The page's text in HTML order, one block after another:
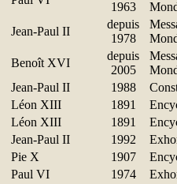
1963
Jean-Paul II
depuis
1978
Benoît XVI
depuis
2005
Jean-Paul II 1988
Léon XIII 1891
Léon XIII 1891
Jean-Paul II 1992
Pie X 1907
Paul VI 1974